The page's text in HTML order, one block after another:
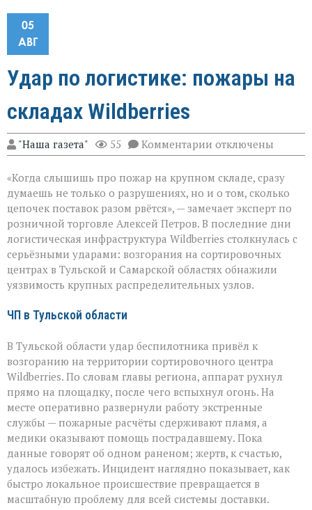
05
АВГ
Удар по логистике: пожары на
складах Wildberries
"Наша газета" 55 Комментарии к
записи
по
логистике:
пожары
на
складах
Wildberries
отключены
«Когда слышишь про пожар на крупном складе, сразу
думаешь не только о разрушениях, но и о том, сколько
цепочек поставок разом рвётся», — замечает эксперт по
розничной торговле Алексей Петров. В последние дни
логистическая инфраструктура Wildberries столкнулась с
серьёзными ударами: возгорания на сортировочных
центрах в Тульской и Самарской областях обнажили
уязвимость крупных распределительных узлов.
ЧП в Тульской области
В Тульской области удар беспилотника привёл к
возгоранию на территории сортировочного центра
Wildberries. По словам главы региона, аппарат рухнул
прямо на площадку, после чего вспыхнул огонь. На
месте оперативно развернули работу экстренные
службы — пожарные расчёты сдерживают пламя, а
медики оказывают помощь пострадавшему. Пока
данные говорят об одном раненом; жертв, к счастью,
удалось избежать. Инцидент наглядно показывает, как
быстро локальное происшествие превращается в
масштабную проблему для всей системы доставки.